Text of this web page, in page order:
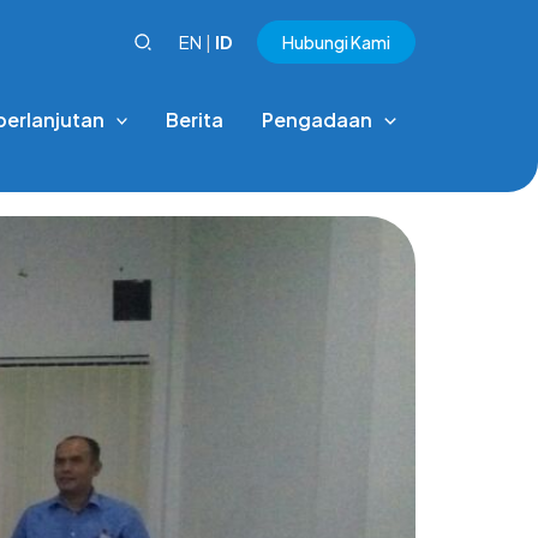
EN | ID Hubungi Kami
Berita Pengadaan